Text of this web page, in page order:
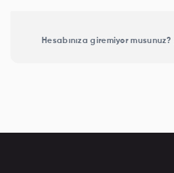
Hesabınıza giremiyor musunuz?